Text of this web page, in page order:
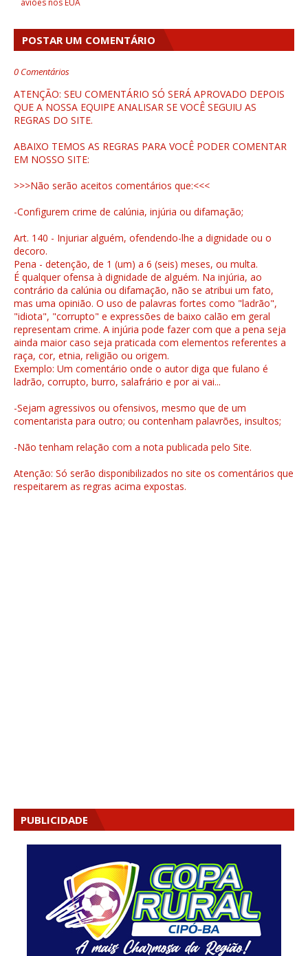
aviões nos EUA
POSTAR UM COMENTÁRIO
0 Comentários
ATENÇÃO: SEU COMENTÁRIO SÓ SERÁ APROVADO DEPOIS
QUE A NOSSA EQUIPE ANALISAR SE VOCÊ SEGUIU AS
REGRAS DO SITE.
ABAIXO TEMOS AS REGRAS PARA VOCÊ PODER COMENTAR
EM NOSSO SITE:
>>>Não serão aceitos comentários que:<<<
-Configurem crime de calúnia, injúria ou difamação;
Art. 140 - Injuriar alguém, ofendendo-lhe a dignidade ou o
decoro.
Pena - detenção, de 1 (um) a 6 (seis) meses, ou multa.
É qualquer ofensa à dignidade de alguém. Na injúria, ao
contrário da calúnia ou difamação, não se atribui um fato,
mas uma opinião. O uso de palavras fortes como "ladrão",
"idiota", "corrupto" e expressões de baixo calão em geral
representam crime. A injúria pode fazer com que a pena seja
ainda maior caso seja praticada com elementos referentes a
raça, cor, etnia, religião ou origem.
Exemplo: Um comentário onde o autor diga que fulano é
ladrão, corrupto, burro, salafrário e por ai vai...
-Sejam agressivos ou ofensivos, mesmo que de um
comentarista para outro; ou contenham palavrões, insultos;
-Não tenham relação com a nota publicada pelo Site.
Atenção: Só serão disponibilizados no site os comentários que
respeitarem as regras acima expostas.
PUBLICIDADE